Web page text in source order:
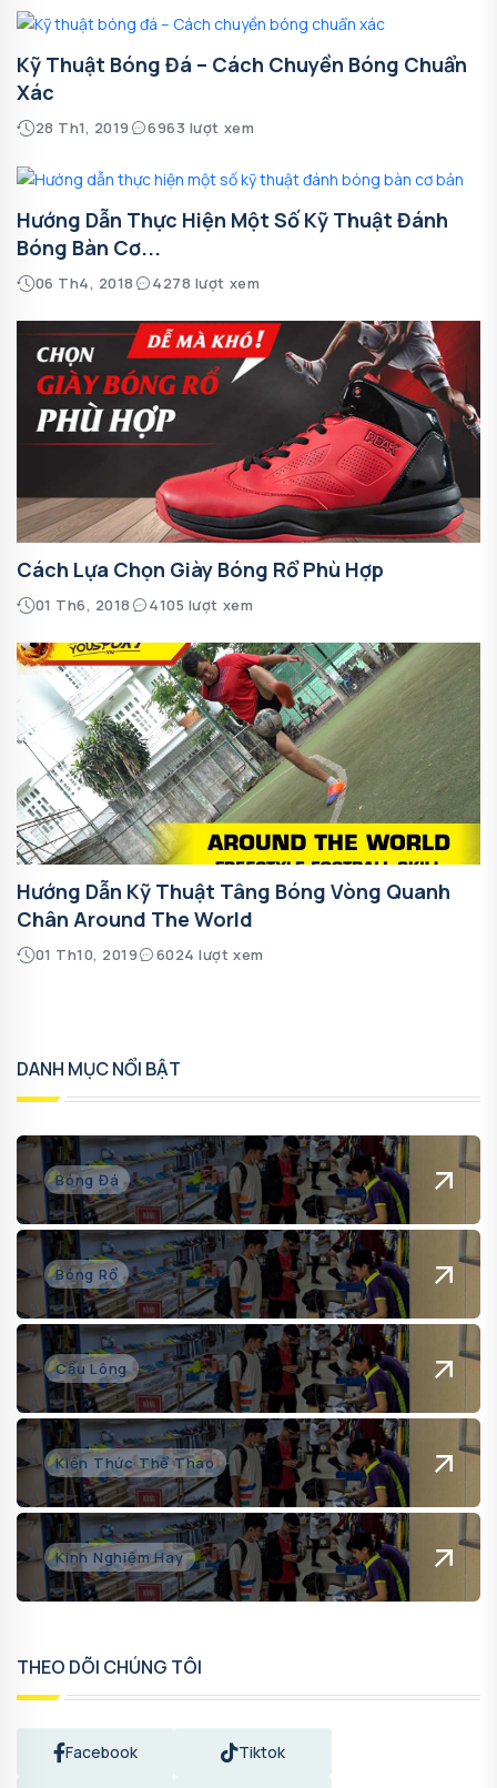
Kỹ Thuật Bóng Đá – Cách Chuyền Bóng Chuẩn
Xác
28 Th1, 2019 6963 lượt xem
Hướng Dẫn Thực Hiện Một Số Kỹ Thuật Đánh
Bóng Bàn Cơ...
06 Th4, 2018 4278 lượt xem
Cách Lựa Chọn Giày Bóng Rổ Phù Hợp
01 Th6, 2018 4105 lượt xem
Hướng Dẫn Kỹ Thuật Tâng Bóng Vòng Quanh
Chân Around The World
01 Th10, 2019 6024 lượt xem
DANH MỤC NỔI BẬT
Bóng Đá
Bóng Rổ
Cầu Lông
Kiến Thức Thể Thao
Kinh Nghiệm Hay
THEO DÕI CHÚNG TÔI
Facebook Tiktok